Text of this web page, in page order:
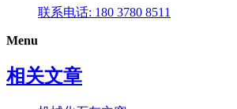
联系电话: 180 3780 8511
Menu
相关文章